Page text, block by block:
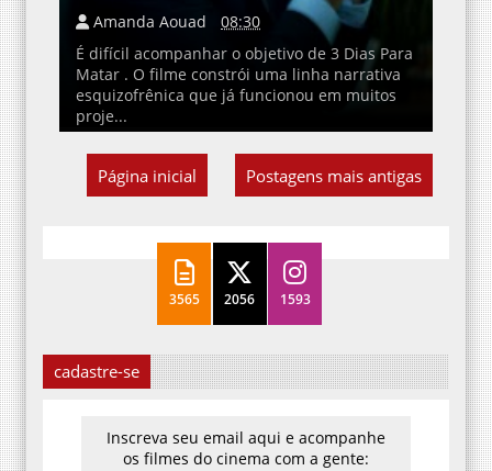
Amanda Aouad
08:30
É difícil acompanhar o objetivo de 3 Dias Para
Matar . O filme constrói uma linha narrativa
esquizofrênica que já funcionou em muitos
proje...
Postagens mais antigas
Página inicial
3565 2056 1593
cadastre-se
Inscreva seu email aqui e acompanhe
os filmes do cinema com a gente: